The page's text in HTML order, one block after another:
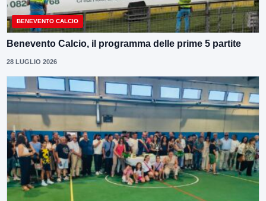
BENEVENTO CALCIO
Benevento Calcio, il programma delle prime 5 partite
28 LUGLIO 2026